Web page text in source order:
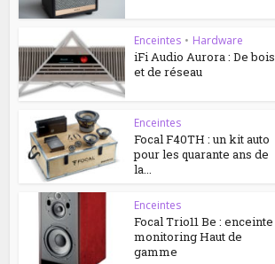
Enceintes • Hardware
iFi Audio Aurora : De bois
et de réseau
Enceintes
Focal F40TH : un kit auto
pour les quarante ans de
la...
Enceintes
Focal Trio11 Be : enceinte
monitoring Haut de
gamme